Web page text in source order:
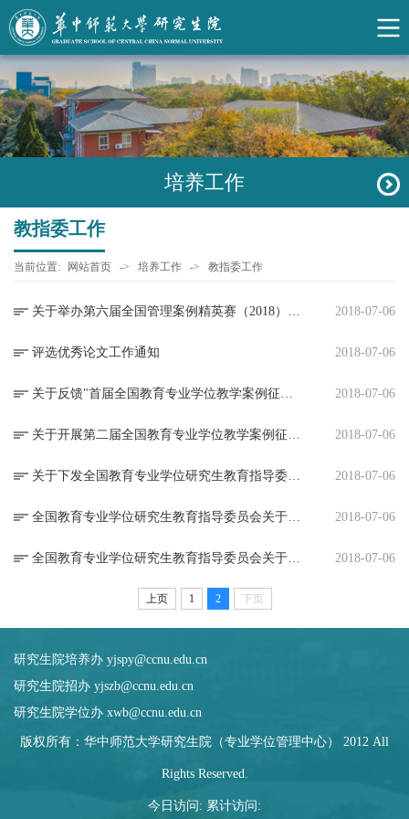
培养工作
教指委工作
当前位置: 网站首页 -> 培养工作 -> 教指委工作
关于举办第六届全国管理案例精英赛（2018）“森宇双童杯”的通知 2018-07-06
评选优秀论文工作通知 2018-07-06
关于反馈"首届全国教育专业学位教学案例征集”教学案例入库评审意见的通知 2018-07-06
关于开展第二届全国教育专业学位教学案例征集工作的通知 2018-07-06
关于下发全国教育专业学位研究生教育指导委员会2017年工作总结和2018年工作计划的通知 2018-07-06
全国教育专业学位研究生教育指导委员会关于全国第六届优秀教育硕士专业学位论文评审决定工作通知 2018-07-06
全国教育专业学位研究生教育指导委员会关于开展第二届全国教育专业学位教学成果奖评审工作的通知 2018-07-06
上页 1 2 下页
研究生院培养办 yjspy@ccnu.edu.cn
研究生院招办 yjszb@ccnu.edu.cn
研究生院学位办 xwb@ccnu.edu.cn
版权所有：华中师范大学研究生院（专业学位管理中心） 2012 All
Rights Reserved.
今日访问: 累计访问: